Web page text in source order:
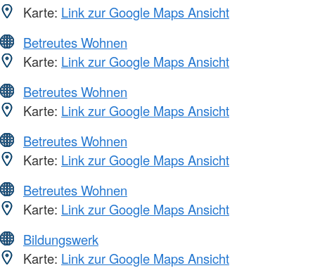
Karte: Link zur Google Maps Ansicht
Betreutes Wohnen
Karte: Link zur Google Maps Ansicht
Betreutes Wohnen
Karte: Link zur Google Maps Ansicht
Betreutes Wohnen
Karte: Link zur Google Maps Ansicht
Betreutes Wohnen
Karte: Link zur Google Maps Ansicht
Bildungswerk
Karte: Link zur Google Maps Ansicht